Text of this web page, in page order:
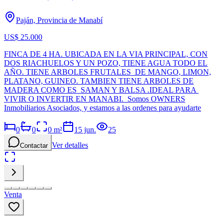
Paján, Provincia de Manabí
US$ 25.000
FINCA DE 4 HA. UBICADA EN LA VIA PRINCIPAL, CON
DOS RIACHUELOS Y UN POZO, TIENE AGUA TODO EL
AÑO. TIENE ARBOLES FRUTALES DE MANGO, LIMON,
PLATANO, GUINEO. TAMBIEN TIENE ARBOLES DE
MADERA COMO ES SAMAN Y BALSA .IDEAL PARA
VIVIR O INVERTIR EN MANABI. Somos OWNERS
Inmobiliarios Asociados, y estamos a las ordenes para ayudarte
0 0 0 m² 15 jun. 25
Contactar Ver detalles
Venta